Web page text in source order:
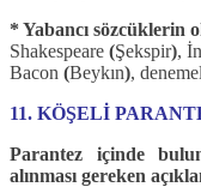
* Yabancı sözcüklerin
Shakespeare (Şekspir),
Bacon (Beykın),
11. KÖŞELİ
Parantez içinde
alınması gereken